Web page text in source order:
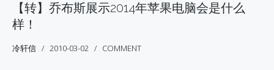
【转】乔布斯展示2014年苹果电脑会是什么
样！
冷轩信 2010-03-02 COMMENT